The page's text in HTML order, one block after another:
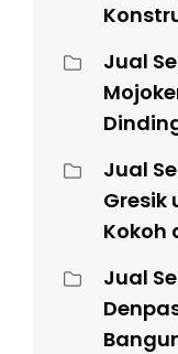
Jual
Jual
Gresik
Kokoh
Jual